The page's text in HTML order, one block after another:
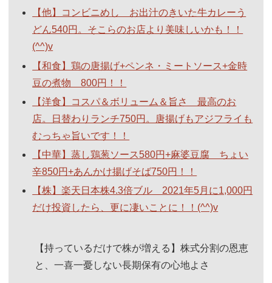
【他】コンビニめし お出汁のきいた牛カレーう
どん540円。そこらのお店より美味しいかも！！
(^^)v
【和食】鶏の唐揚げ+ペンネ・ミートソース+金時
豆の煮物 800円！！
【洋食】コスパ＆ボリューム＆旨さ 最高のお
店。日替わりランチ750円。唐揚げもアジフライも
むっちゃ旨いです！！
【中華】蒸し鶏葱ソース580円+麻婆豆腐 ちょい
辛850円+あんかけ揚げそば750円！！
【株】楽天日本株4.3倍ブル 2021年5月に1,000円
だけ投資したら、更に凄いことに！！(^^)v
【持っているだけで株が増える】株式分割の恩恵
と、一喜一憂しない長期保有の心地よさ